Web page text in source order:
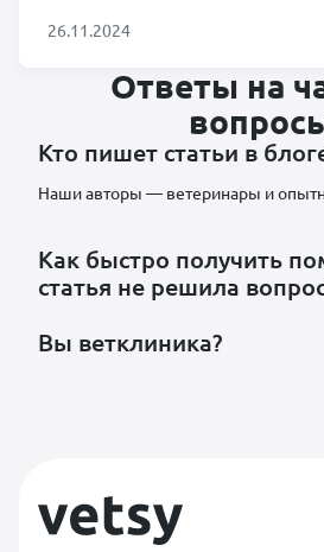
26.11.2024
Ответы на
Кто пишет статьи в
Наши авторы — ветеринары и
Как быстро получить
статья не решила
Вы ветклиника?